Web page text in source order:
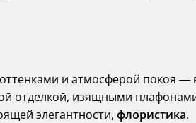
и атмосферой покоя —
отделкой, изящными
элегантности, флористика.